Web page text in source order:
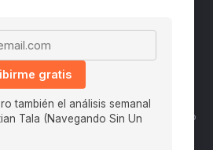
De Privacidad · Términos De Uso
gratis
también el análisis semanal
Tala (Navegando Sin Un